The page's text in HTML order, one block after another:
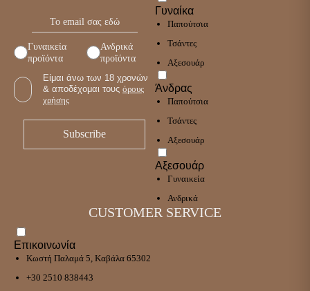
Γυναικεία
προϊόντα
Ανδρικά
προϊόντα
Είμαι άνω των 18 χρονών
& αποδέχομαι τους όρους
χρήσης
Γυναίκα
Παπούτσια
Τσάντες
Αξεσουάρ
Άνδρας
Παπούτσια
Τσάντες
Αξεσουάρ
Αξεσουάρ
Γυναικεία
Ανδρικά
CUSTOMER SERVICE
Επικοινωνία
Κωστή Παλαμά 5, Καβάλα 65302
+30 2510 838443